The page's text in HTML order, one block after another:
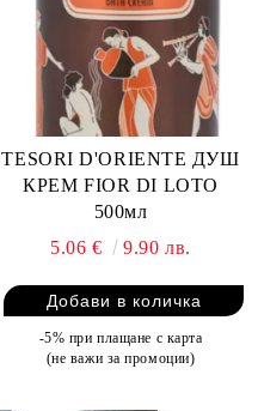
TESORI D'ORIENTE ДУШ
КРЕМ FIOR DI LOTO
500мл
5.06 €
9.90 лв.
-5% при плащане с карта
(не важи за промоции)